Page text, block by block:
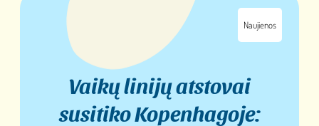
Naujienos
Vaikų linijų atstovai
susitiko Kopenhagoje: